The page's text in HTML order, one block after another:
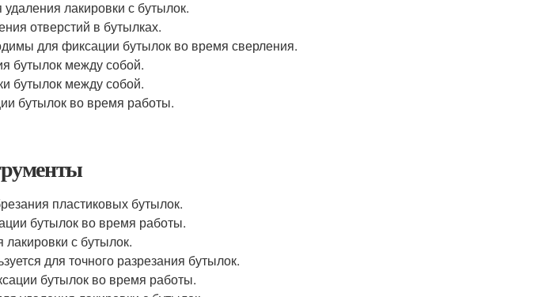
лакировки с бутылок.
отверстий в бутылках.
для фиксации бутылок во время сверления.
бутылок между собой.
бутылок между собой.
бутылок во время работы.
пластиковых бутылок.
бутылок во время работы.
лакировки с бутылок.
для точного разрезания бутылок.
бутылок во время работы.